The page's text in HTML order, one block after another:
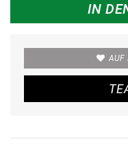
IN
AUF